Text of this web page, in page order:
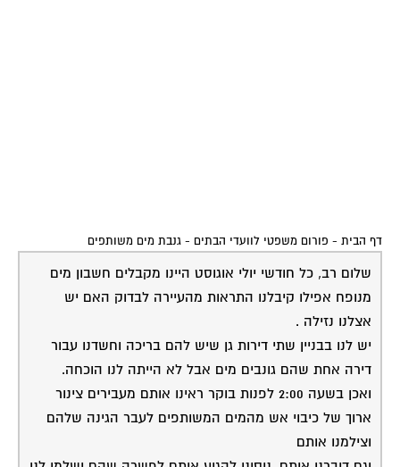
שלום רב, כל חודשי יולי אוגוסט היינו מקבלים חשבון מים
מנופח אפילו קיבלנו התראות מהעיירה לבדוק האם יש
אצלנו נזילה .
יש לנו בבניין שתי דירות גן שיש להם בריכה וחשדנו עבור
דירה אחת שהם גונבים מים אבל לא הייתה לנו הוכחה.
ואכן בשעה 2:00 לפנות בוקר ראינו אותם מעבירים צינור
ארוך של כיבוי אש מהמים המשותפים לעבר הגינה שלהם
וצילמנו אותם
וגם דיברנו איתם. ניסינו להגיע איתם לפשרה שהם ישלמו לנו